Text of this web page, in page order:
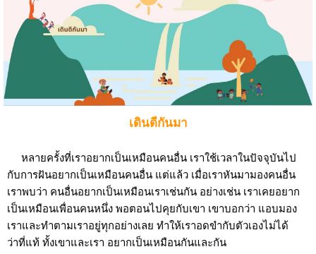
เดินดีกันมา
หลายครั้งที่เราอยากเป็นเหมือนคนอื่น เราใช้เวลาในปัจจุบันไป
กับการฝันอยากเป็นเหมือนคนอื่น แต่แล้ว เมื่อเราหันมามองคนอื่น
เราพบว่า คนอื่นอยากเป็นเหมือนเราเช่นกัน อย่างเช่น เราเคยอยาก
เป็นเหมือนเพื่อนคนหนึ่ง พอตอนไปคุยกับเขา เขาบอกว่า แอบมอง
เราและทำตามเราอยู่ทุกอย่างเลย ทำให้เราอดขำกับตัวเองไม่ได้
ว่าที่แท้ ทั้งเขาและเรา อยากเป็นเหมือนกันและกัน